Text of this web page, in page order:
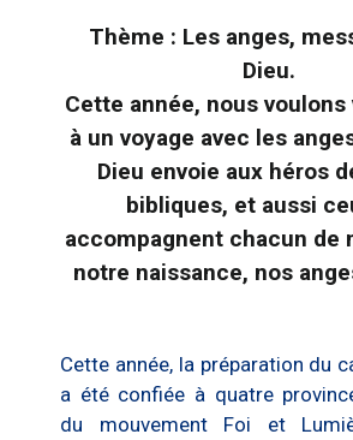
Thème : Les anges,
Dieu.
Cette année, nous
à un voyage avec les
Dieu envoie aux héros
bibliques, et aussi
accompagnent chacun de
notre naissance, nos
Cette année, la préparation du
a été confiée à quatre
du mouvement Foi et